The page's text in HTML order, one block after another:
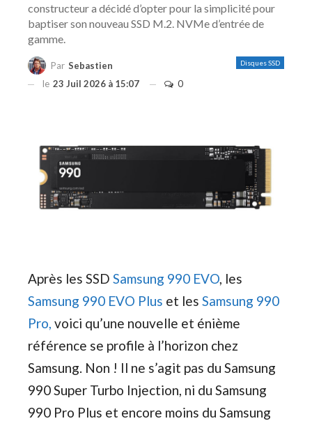
constructeur a décidé d’opter pour la simplicité pour
baptiser son nouveau SSD M.2. NVMe d’entrée de
gamme.
Disques SSD
Par Sebastien
le 23 Juil 2026 à 15:07 0
Après les SSD Samsung 990 EVO, les
Samsung 990 EVO Plus et les Samsung 990
Pro, voici qu’une nouvelle et énième
référence se profile à l’horizon chez
Samsung. Non ! Il ne s’agit pas du Samsung
990 Super Turbo Injection, ni du Samsung
990 Pro Plus et encore moins du Samsung